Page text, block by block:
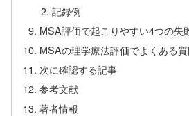
記録例
MSA評価で起こりやすい4つの失
MSAの理学療法評価でよくある
次に確認する記事
参考文献
著者情報